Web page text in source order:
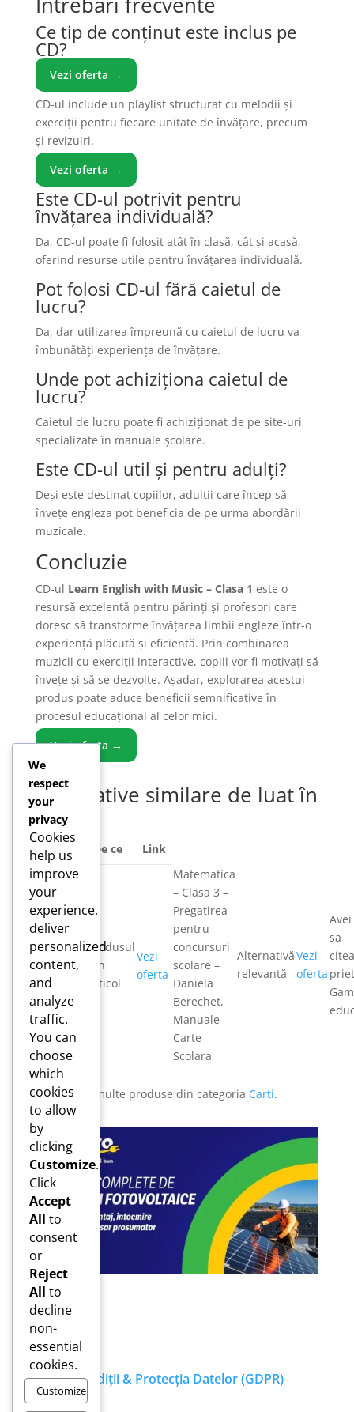
Ce tip de conținut este inclus pe
CD?
Vezi oferta →
CD-ul include un playlist structurat cu melodii și
exerciții pentru fiecare unitate de învățare, precum
și revizuiri.
Vezi oferta →
Este CD-ul potrivit pentru
învățarea individuală?
Da, CD-ul poate fi folosit atât în clasă, cât și acasă,
oferind resurse utile pentru învățarea individuală.
Pot folosi CD-ul fără caietul de
lucru?
Da, dar utilizarea împreună cu caietul de lucru va
îmbunătăți experiența de învățare.
Unde pot achiziționa caietul de
lucru?
Caietul de lucru poate fi achiziționat de pe site-uri
specializate în manuale școlare.
Este CD-ul util și pentru adulți?
Deși este destinat copiilor, adulții care încep să
învețe engleza pot beneficia de pe urma abordării
muzicale.
Concluzie
CD-ul Learn English with Music – Clasa 1 este o
resursă excelentă pentru părinți și profesori care
doresc să transforme învățarea limbii engleze într-o
experiență plăcută și eficientă. Prin combinarea
muzicii cu exerciții interactive, copiii vor fi motivați să
învețe și să se dezvolte. Așadar, explorarea acestui
produs poate aduce beneficii semnificative în
procesul educațional al celor mici.
Vezi oferta →
Alternative similare de luat în
calcul
Produs De ce Link
CD Learn
English
with
Music –
Clasa 1 –
Elena
Sticlea,
Manuale
Carte
Scolara
Produsul
din
articol
Vezi
oferta
Matematica
– Clasa 3 –
Pregatirea
pentru
concursuri
scolare –
Daniela
Berechet,
Manuale
Carte
Scolara
Alternativă
relevantă
Vezi
oferta
sa
Vezi și mai multe produse din categoria Carti.
Termeni, Condiții & Protecția Datelor (GDPR)
We
respect
your
privacy
Cookies
help us
improve
your
experience,
deliver
personalized
content,
and
analyze
traffic.
You can
choose
which
cookies
to allow
by
clicking
Customize.
Click
Accept
All to
consent
or
Reject
All to
decline
non-
essential
cookies.
Customize